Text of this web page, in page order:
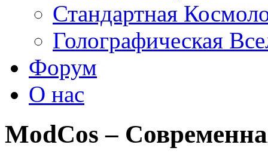
Стандартная
Голографическая
Форум
О нас
ModCos –